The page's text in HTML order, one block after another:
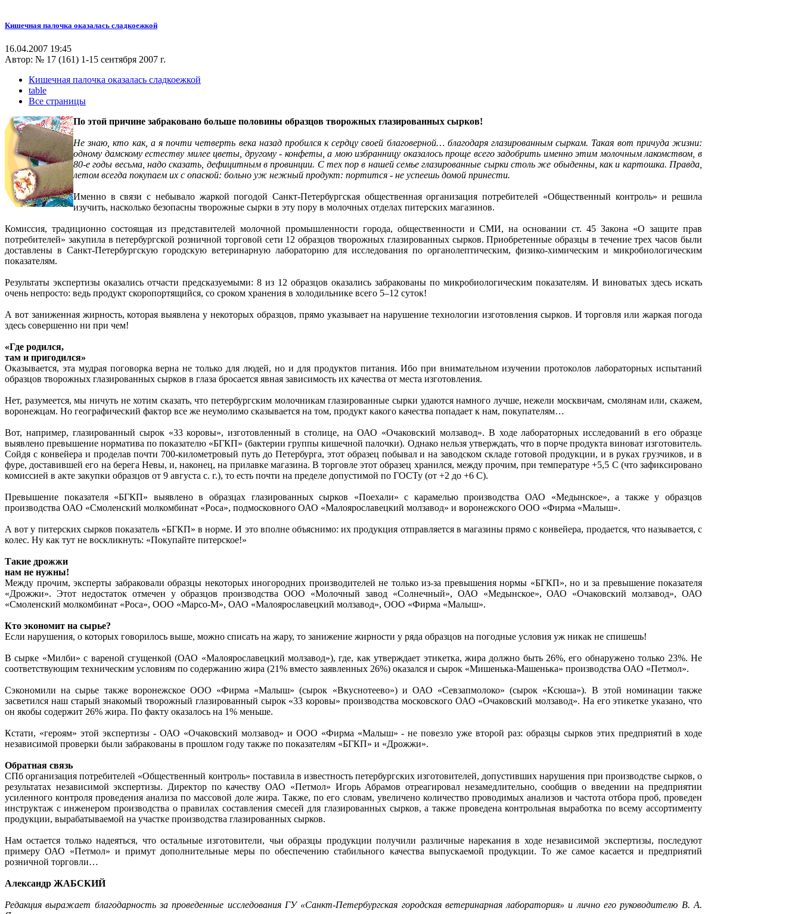
Кишечная палочка оказалась сладкоежкой
16.04.2007 19:45
Автор: № 17 (161) 1-15 сентября 2007 г.
Кишечная палочка оказалась сладкоежкой
table
Все страницы
По этой причине забраковано больше половины образцов творожных глазированных сырков!
Не знаю, кто как, а я почти четверть века назад пробился к сердцу своей благоверной… благодаря глазированным сыркам. Такая вот причуда жизни:
одному дамскому естеству милее цветы, другому - конфеты, а мою избранницу оказалось проще всего задобрить именно этим молочным лакомством, в
80-е годы весьма, надо сказать, дефицитным в провинции. С тех пор в нашей семье глазированные сырки столь же обыденны, как и картошка. Правда,
летом всегда покупаем их с опаской: больно уж нежный продукт: портится - не успеешь домой принести.
Именно в связи с небывало жаркой погодой Санкт-Петербургская общественная организация потребителей «Общественный контроль» и решила
изучить, насколько безопасны творожные сырки в эту пору в молочных отделах питерских магазинов.
Комиссия, традиционно состоящая из представителей молочной промышленности города, общественности и СМИ, на основании ст. 45 Закона «О защите прав
потребителей» закупила в петербургской розничной торговой сети 12 образцов творожных глазированных сырков. Приобретенные образцы в течение трех часов были
доставлены в Санкт-Петербургскую городскую ветеринарную лабораторию для исследования по органолептическим, физико-химическим и микробиологическим
показателям.
Результаты экспертизы оказались отчасти предсказуемыми: 8 из 12 образцов оказались забракованы по микробиологическим показателям. И виноватых здесь искать
очень непросто: ведь продукт скоропортящийся, со сроком хранения в холодильнике всего 5–12 суток!
А вот заниженная жирность, которая выявлена у некоторых образцов, прямо указывает на нарушение технологии изготовления сырков. И торговля или жаркая погода
здесь совершенно ни при чем!
«Где родился,
там и пригодился»
Оказывается, эта мудрая поговорка верна не только для людей, но и для продуктов питания. Ибо при внимательном изучении протоколов лабораторных испытаний
образцов творожных глазированных сырков в глаза бросается явная зависимость их качества от места изготовления.
Нет, разумеется, мы ничуть не хотим сказать, что петербургским молочникам глазированные сырки удаются намного лучше, нежели москвичам, смолянам или, скажем,
воронежцам. Но географический фактор все же неумолимо сказывается на том, продукт какого качества попадает к нам, покупателям…
Вот, например, глазированный сырок «33 коровы», изготовленный в столице, на ОАО «Очаковский молзавод». В ходе лабораторных исследований в его образце
выявлено превышение норматива по показателю «БГКП» (бактерии группы кишечной палочки). Однако нельзя утверждать, что в порче продукта виноват изготовитель.
Сойдя с конвейера и проделав почти 700-километровый путь до Петербурга, этот образец побывал и на заводском складе готовой продукции, и в руках грузчиков, и в
фуре, доставившей его на берега Невы, и, наконец, на прилавке магазина. В торговле этот образец хранился, между прочим, при температуре +5,5 С (что зафиксировано
комиссией в акте закупки образцов от 9 августа с. г.), то есть почти на пределе допустимой по ГОСТу (от +2 до +6 С).
Превышение показателя «БГКП» выявлено в образцах глазированных сырков «Поехали» с карамелью производства ОАО «Медынское», а также у образцов
производства ОАО «Смоленский молкомбинат «Роса», подмосковного ОАО «Малоярославецкий молзавод» и воронежского ООО «Фирма «Малыш».
А вот у питерских сырков показатель «БГКП» в норме. И это вполне объяснимо: их продукция отправляется в магазины прямо с конвейера, продается, что называется, с
колес. Ну как тут не воскликнуть: «Покупайте питерское!»
Такие дрожжи
нам не нужны!
Между прочим, эксперты забраковали образцы некоторых иногородних производителей не только из-за превышения нормы «БГКП», но и за превышение показателя
«Дрожжи». Этот недостаток отмечен у образцов производства ООО «Молочный завод «Солнечный», ОАО «Медынское», ОАО «Очаковский молзавод», ОАО
«Смоленский молкомбинат «Роса», ООО «Марсо-М», ОАО «Малоярославецкий молзавод», ООО «Фирма «Малыш».
Кто экономит на сырье?
Если нарушения, о которых говорилось выше, можно списать на жару, то занижение жирности у ряда образцов на погодные условия уж никак не спишешь!
В сырке «Милби» с вареной сгущенкой (ОАО «Малоярославецкий молзавод»), где, как утверждает этикетка, жира должно быть 26%, его обнаружено только 23%. Не
соответствующим техническим условиям по содержанию жира (21% вместо заявленных 26%) оказался и сырок «Мишенька-Машенька» производства ОАО «Петмол».
Сэкономили на сырье также воронежское ООО «Фирма «Малыш» (сырок «Вкуснотеево») и ОАО «Севзапмолоко» (сырок «Ксюша»). В этой номинации также
засветился наш старый знакомый творожный глазированный сырок «33 коровы» производства московского ОАО «Очаковский молзавод». На его этикетке указано, что
он якобы содержит 26% жира. По факту оказалось на 1% меньше.
Кстати, «героям» этой экспертизы - ОАО «Очаковский молзавод» и ООО «Фирма «Малыш» - не повезло уже второй раз: образцы сырков этих предприятий в ходе
независимой проверки были забракованы в прошлом году также по показателям «БГКП» и «Дрожжи».
Обратная связь
СПб организация потребителей «Общественный контроль» поставила в известность петербургских изготовителей, допустивших нарушения при производстве сырков, о
результатах независимой экспертизы. Директор по качеству ОАО «Петмол» Игорь Абрамов отреагировал незамедлительно, сообщив о введении на предприятии
усиленного контроля проведения анализа по массовой доле жира. Также, по его словам, увеличено количество проводимых анализов и частота отбора проб, проведен
инструктаж с инженером производства о правилах составления смесей для глазированных сырков, а также проведена контрольная выработка по всему ассортименту
продукции, вырабатываемой на участке производства глазированных сырков.
Нам остается только надеяться, что остальные изготовители, чьи образцы продукции получили различные нарекания в ходе независимой экспертизы, последуют
примеру ОАО «Петмол» и примут дополнительные меры по обеспечению стабильного качества выпускаемой продукции. То же самое касается и предприятий
розничной торговли…
Александр ЖАБСКИЙ
Редакция выражает благодарность за проведенные исследования ГУ «Санкт-Петербургская городская ветеринарная лаборатория» и лично его руководителю В. А.